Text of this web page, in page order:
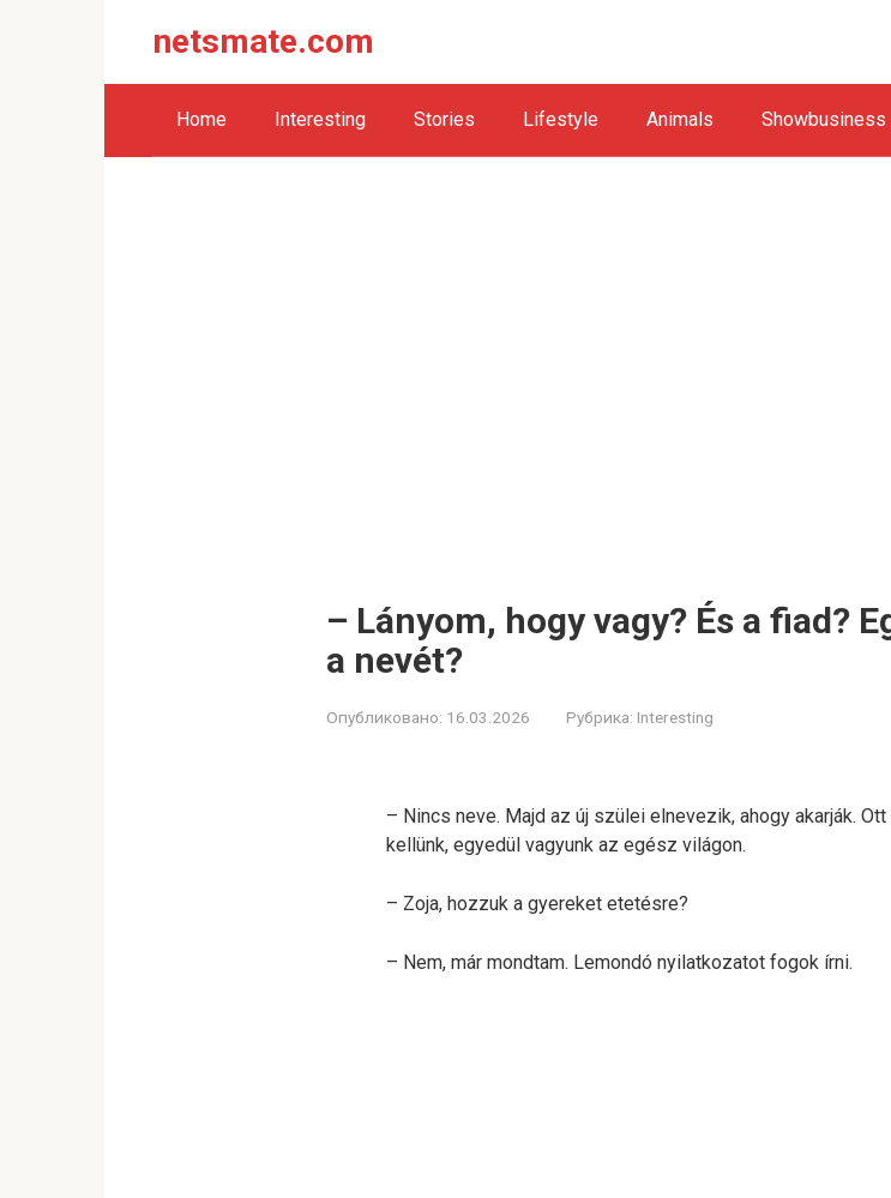
netsmate.com
Home Interesting Stories Lifestyle Animals Showbusiness
– Lányom, hogy vagy? És a fiad?
a nevét?
Опубликовано: 16.03.2026 Рубрика: Interesting
– Nincs neve. Majd az új szülei elnevezik, ahogy akarják.
kellünk, egyedül vagyunk az egész világon.
– Zoja, hozzuk a gyereket etetésre?
– Nem, már mondtam. Lemondó nyilatkozatot fogok írni.